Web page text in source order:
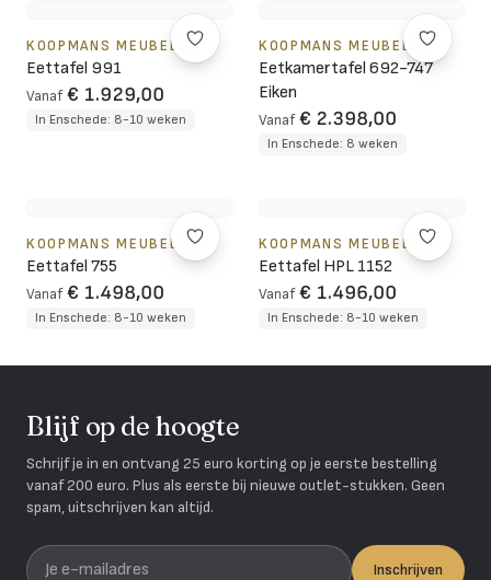
KOOPMANS MEUBELEN
Eettafel 991
Vanaf € 1.929,00
In Enschede: 8-10 weken
KOOPMANS MEUBELEN
Eetkamertafel 692-747
Eiken
Vanaf € 2.398,00
In Enschede: 8 weken
KOOPMANS MEUBELEN
Eettafel 755
Vanaf € 1.498,00
In Enschede: 8-10 weken
KOOPMANS MEUBELEN
Eettafel HPL 1152
Vanaf € 1.496,00
In Enschede: 8-10 weken
Blijf op de hoogte
Schrijf je in en ontvang 25 euro korting op je eerste bestelling
vanaf 200 euro. Plus als eerste bij nieuwe outlet-stukken. Geen
spam, uitschrijven kan altijd.
Je e-mailadres
Inschrijven